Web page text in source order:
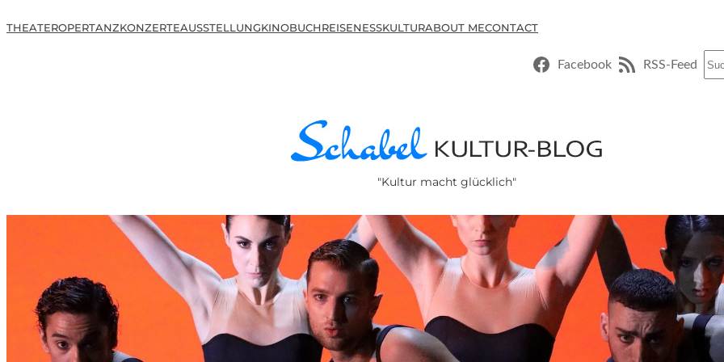
THEATEROPERTANZKONZERTEAUSSTELLUNGKINOBUCHREISENESSKULTURABOUT MECONTACT
Facebook RSS-Feed
"Kultur macht glücklich"